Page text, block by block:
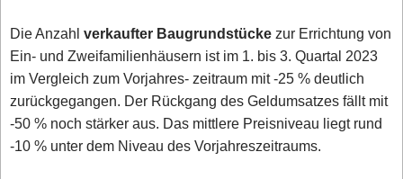
Die Anzahlverkaufter Baugrundstückezur Errichtung von
Ein- und Zweifamilienhäusern ist im 1. bis 3. Quartal 2023
im Vergleich zum Vorjahres- zeitraum mit -25 % deutlich
zurückgegangen. Der Rückgang des Geldumsatzes fällt mit
-50 % noch stärker aus. Das mittlere Preisniveau liegt rund
-10 % unter dem Niveau des Vorjahreszeitraums.